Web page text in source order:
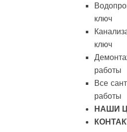
ключ
ключ
работы
Все
работы
НАШИ